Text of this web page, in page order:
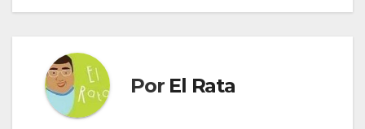
Por El Rata